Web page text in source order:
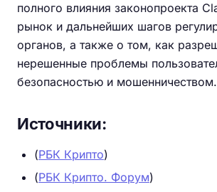
полного влияния законопроекта
рынок и дальнейших шагов
органов, а также о том, как
нерешенные проблемы
безопасностью и мошенничеством.
Источники:
(РБК Крипто)
(РБК Крипто. Форум)